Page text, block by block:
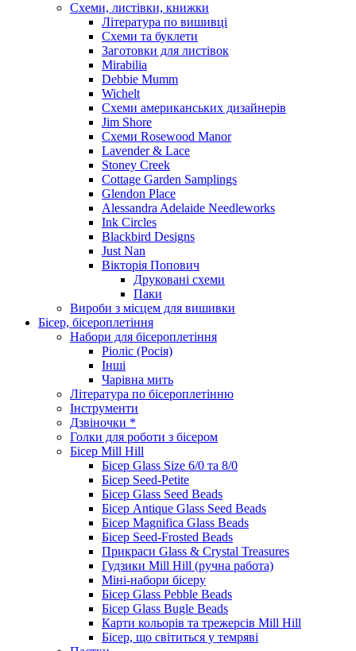
Схеми, листівки, книжки
Література по вишивці
Схеми та буклети
Заготовки для листівок
Mirabilia
Debbie Mumm
Wichelt
Схеми американських дизайнерів
Jim Shore
Cхеми Rosewood Manor
Lavender & Lace
Stoney Creek
Cottage Garden Samplings
Glendon Place
Alessandra Adelaide Needleworks
Ink Circles
Blackbird Designs
Just Nan
Вікторія Попович
Друковані схеми
Паки
Вироби з місцем для вишивки
Бісер, бісероплетіння
Набори для бісероплетіння
Ріоліс (Росія)
Інші
Чарівна мить
Література по бісероплетінню
Інструменти
Дзвіночки *
Голки для роботи з бісером
Бісер Mill Hill
Бісер Glass Size 6/0 та 8/0
Бісер Seed-Petite
Бісер Glass Seed Beads
Бісер Antique Glass Seed Beads
Бісер Magnifica Glass Beads
Бісер Seed-Frosted Beads
Прикраси Glass & Crystal Treasures
Гудзики Mill Hill (ручна работа)
Міні-набори бісеру
Бісер Glass Pebble Beads
Бісер Glass Bugle Beads
Карти кольорів та трежерсів Mill Hill
Бісер, що світиться у темряві